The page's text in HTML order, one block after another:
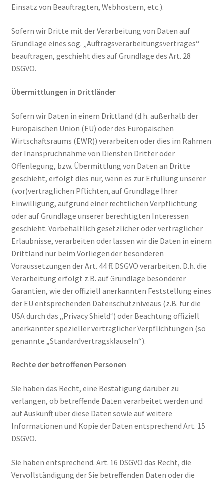
Einsatz von Beauftragten, Webhostern, etc.).
Sofern wir Dritte mit der Verarbeitung von Daten auf
Grundlage eines sog. „Auftragsverarbeitungsvertrages“
beauftragen, geschieht dies auf Grundlage des Art. 28
DSGVO.
Übermittlungen in Drittländer
Sofern wir Daten in einem Drittland (d.h. außerhalb der
Europäischen Union (EU) oder des Europäischen
Wirtschaftsraums (EWR)) verarbeiten oder dies im Rahmen
der Inanspruchnahme von Diensten Dritter oder
Offenlegung, bzw. Übermittlung von Daten an Dritte
geschieht, erfolgt dies nur, wenn es zur Erfüllung unserer
(vor)vertraglichen Pflichten, auf Grundlage Ihrer
Einwilligung, aufgrund einer rechtlichen Verpflichtung
oder auf Grundlage unserer berechtigten Interessen
geschieht. Vorbehaltlich gesetzlicher oder vertraglicher
Erlaubnisse, verarbeiten oder lassen wir die Daten in einem
Drittland nur beim Vorliegen der besonderen
Voraussetzungen der Art. 44 ff. DSGVO verarbeiten. D.h. die
Verarbeitung erfolgt z.B. auf Grundlage besonderer
Garantien, wie der offiziell anerkannten Feststellung eines
der EU entsprechenden Datenschutzniveaus (z.B. für die
USA durch das „Privacy Shield“) oder Beachtung offiziell
anerkannter spezieller vertraglicher Verpflichtungen (so
genannte „Standardvertragsklauseln“).
Rechte der betroffenen Personen
Sie haben das Recht, eine Bestätigung darüber zu
verlangen, ob betreffende Daten verarbeitet werden und
auf Auskunft über diese Daten sowie auf weitere
Informationen und Kopie der Daten entsprechend Art. 15
DSGVO.
Sie haben entsprechend. Art. 16 DSGVO das Recht, die
Vervollständigung der Sie betreffenden Daten oder die